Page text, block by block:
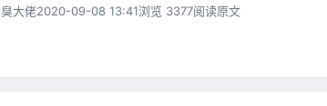
臭大佬2020-09-08 13:41浏览 3377阅读原文